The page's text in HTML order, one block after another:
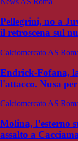
Pellegrini, no a
il retroscena sul
Calciomercato AS
Endrick-Fofana,
l'attacco. Nusa
Calciomercato AS
Molina, l’esterno
assalto a